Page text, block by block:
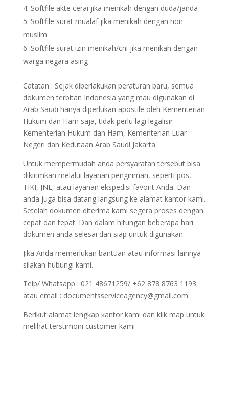
Softfile akte cerai jika menikah dengan duda/janda
Softfile surat mualaf jika menikah dengan non
muslim
Softfile surat izin menikah/cni jika menikah dengan
warga negara asing
Catatan : Sejak diberlakukan peraturan baru, semua
dokumen terbitan Indonesia yang mau digunakan di
Arab Saudi hanya diperlukan apostile oleh Kementerian
Hukum dan Ham saja, tidak perlu lagi legalisir
Kementerian Hukum dan Ham, Kementerian Luar
Negeri dan Kedutaan Arab Saudi Jakarta
Untuk mempermudah anda persyaratan tersebut bisa
dikirimkan melalui layanan pengiriman, seperti pos,
TIKI, JNE, atau layanan ekspedisi favorit Anda. Dan
anda juga bisa datang langsung ke alamat kantor kami.
Setelah dokumen diterima kami segera proses dengan
cepat dan tepat. Dan dalam hitungan beberapa hari
dokumen anda selesai dan siap untuk digunakan.
Jika Anda memerlukan bantuan atau informasi lainnya
silakan hubungi kami.
Telp/ Whatsapp : 021 48671259/ +62 878 8763 1193
atau email : documentsserviceagency@gmail.com
Berikut alamat lengkap kantor kami dan klik map untuk
melihat terstimoni customer kami :